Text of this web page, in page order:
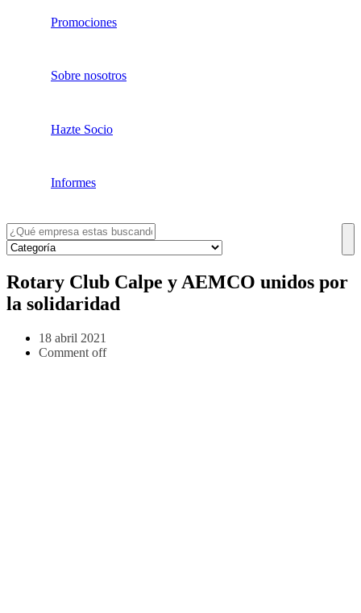
Promociones
Sobre nosotros
Hazte Socio
Informes
Rotary Club Calpe y AEMCO unidos por
la solidaridad
18 abril 2021
Comment off